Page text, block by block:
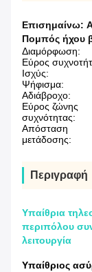
Επισημαίνω:
Πομπός ήχου
Διαμόρφωση:
Εύρος
Ισχύς:
Ψήφισμα:
Αδιάβροχο:
Εύρος ζώνης
συχνότητας:
Απόσταση
μετάδοσης:
Περιγραφή
Υπαίθρια
περιπόλου
λειτουργία
Υπαίθριος